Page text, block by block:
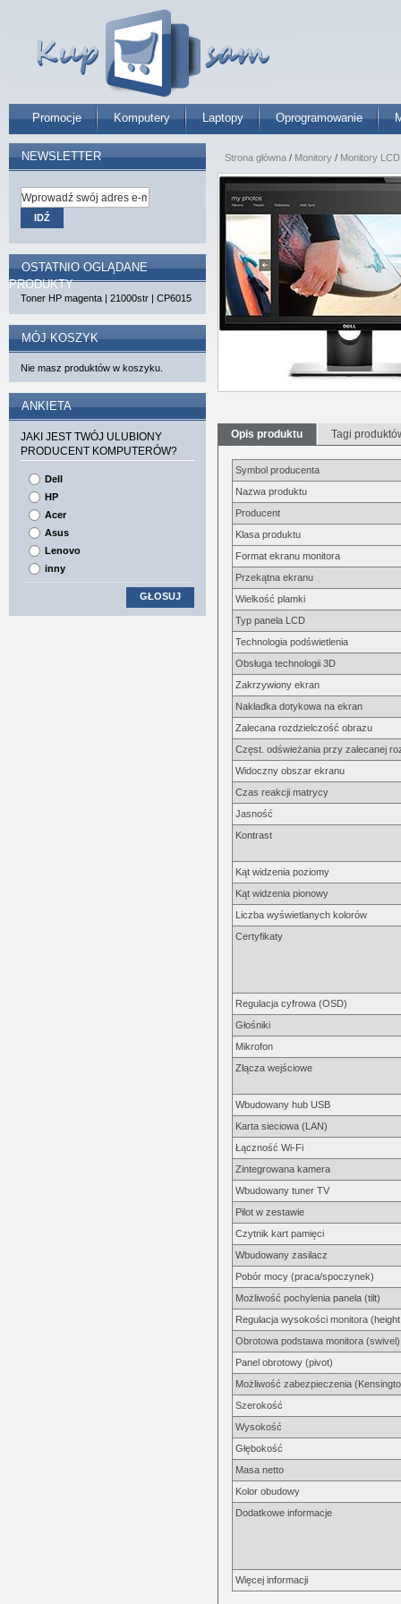
Promocje Komputery Laptopy Oprogramowanie
Strona główna / Monitory / Monitory LCD
Opis produktu Tagi
Symbol producenta
Nazwa produktu
Producent
Klasa produktu
Format ekranu monitora
Przekątna ekranu
Wielkość plamki
Typ panela LCD
Technologia podświetlenia
Obsługa technologii 3D
Zakrzywiony ekran
Nakładka dotykowa na ekran
Zalecana rozdzielczość obrazu
Częst. odświeżania przy zalecanej
Widoczny obszar ekranu
Czas reakcji matrycy
Jasność
Kontrast
Kąt widzenia poziomy
Kąt widzenia pionowy
Liczba wyświetlanych kolorów
Certyfikaty
Regulacja cyfrowa (OSD)
Głośniki
Mikrofon
Złącza wejściowe
Wbudowany hub USB
Karta sieciowa (LAN)
Łączność Wi-Fi
Zintegrowana kamera
Wbudowany tuner TV
Pilot w zestawie
Czytnik kart pamięci
Wbudowany zasilacz
Pobór mocy (praca/spoczynek)
Możliwość pochylenia panela (tilt)
Regulacja wysokości monitora
Obrotowa podstawa monitora (swivel)
Panel obrotowy (pivot)
Możliwość zabezpieczenia
Szerokość
Wysokość
Głębokość
Masa netto
Kolor obudowy
Dodatkowe informacje
Więcej informacji
NEWSLETTER
IDŹ
OSTATNIO OGLĄDANE
PRODUKTY
Toner HP magenta | 21000str | CP6015
MÓJ KOSZYK
Nie masz produktów w koszyku.
ANKIETA
JAKI JEST TWÓJ ULUBIONY
PRODUCENT KOMPUTERÓW?
Dell
HP
Acer
Asus
Lenovo
inny
GŁOSUJ